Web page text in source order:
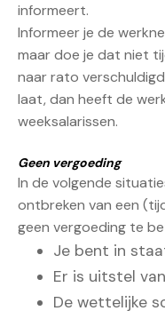
informeert.
Informeer je de
maar doe je dat niet
naar rato
laat, dan heeft de
weeksalarissen.
Geen vergoeding
In de volgende
ontbreken van een
geen vergoeding te
Je bent in
Er is uitstel
De wettelijke